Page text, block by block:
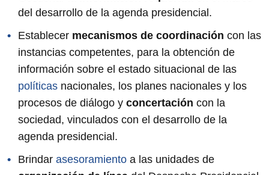
del desarrollo de la agenda presidencial.
Establecer mecanismos de coordinación con las
instancias competentes, para la obtención de
información sobre el estado situacional de las
políticas nacionales, los planes nacionales y los
procesos de diálogo y concertación con la
sociedad, vinculados con el desarrollo de la
agenda presidencial.
Brindar asesoramiento a las unidades de